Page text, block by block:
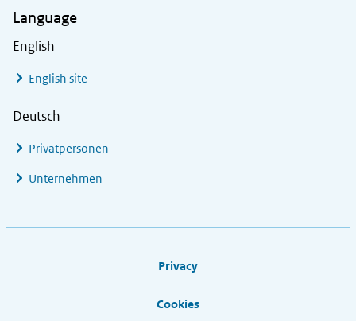
Language
English
English site
Deutsch
Privatpersonen
Unternehmen
Privacy
Cookies